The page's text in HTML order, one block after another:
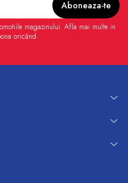
magazinului. Afla mai multe in
oricând.